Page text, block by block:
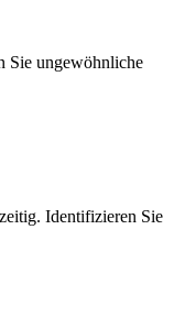
Sie ungewöhnliche
Identifizieren Sie